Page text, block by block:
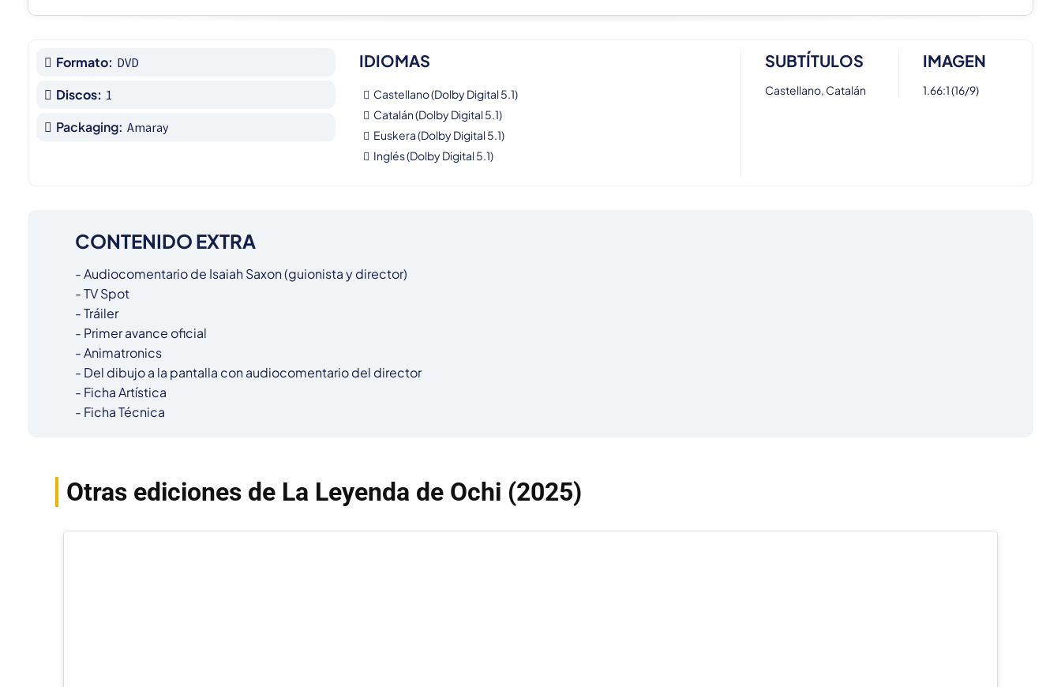
Formato: DVD
Discos: 1
Packaging: Amaray
IDIOMAS
Castellano (Dolby Digital 5.1)
Catalán (Dolby Digital 5.1)
Euskera (Dolby Digital 5.1)
Inglés (Dolby Digital 5.1)
SUBTÍTULOS
Castellano, Catalán
IMAGEN
1.66:1 (16/9)
CONTENIDO EXTRA
- Audiocomentario de Isaiah Saxon (guionista y director)
- TV Spot
- Tráiler
- Primer avance oficial
- Animatronics
- Del dibujo a la pantalla con audiocomentario del director
- Ficha Artística
- Ficha Técnica
Otras ediciones de La Leyenda de Ochi (2025)